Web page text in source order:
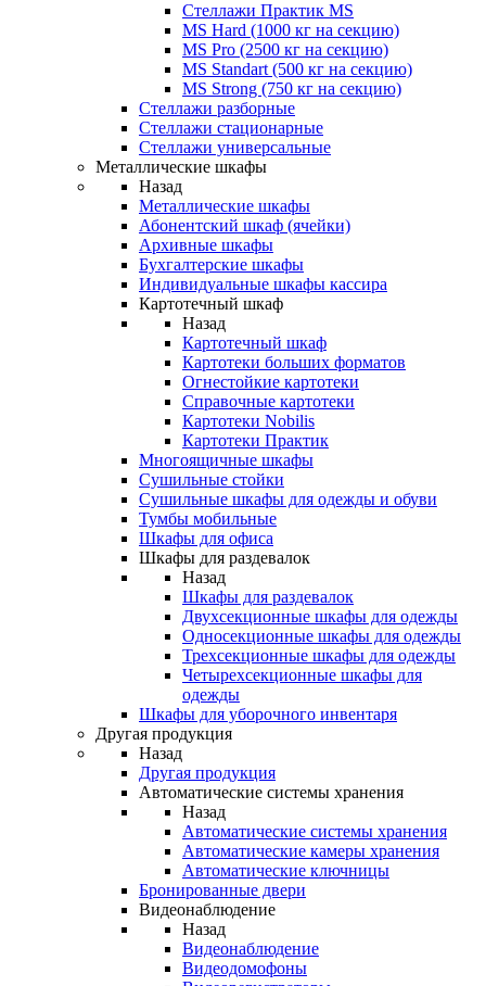
Стеллажи Практик MS
MS Hard (1000 кг на секцию)
MS Pro (2500 кг на секцию)
MS Standart (500 кг на секцию)
MS Strong (750 кг на секцию)
Стеллажи разборные
Стеллажи стационарные
Стеллажи универсальные
Металлические шкафы
Назад
Металлические шкафы
Абонентский шкаф (ячейки)
Архивные шкафы
Бухгалтерские шкафы
Индивидуальные шкафы кассира
Картотечный шкаф
Назад
Картотечный шкаф
Картотеки больших форматов
Огнестойкие картотеки
Справочные картотеки
Картотеки Nobilis
Картотеки Практик
Многоящичные шкафы
Сушильные стойки
Сушильные шкафы для одежды и обуви
Тумбы мобильные
Шкафы для офиса
Шкафы для раздевалок
Назад
Шкафы для раздевалок
Двухсекционные шкафы для одежды
Односекционные шкафы для одежды
Трехсекционные шкафы для одежды
Четырехсекционные шкафы для
одежды
Шкафы для уборочного инвентаря
Другая продукция
Назад
Другая продукция
Автоматические системы хранения
Назад
Автоматические системы хранения
Автоматические камеры хранения
Автоматические ключницы
Бронированные двери
Видеонаблюдение
Назад
Видеонаблюдение
Видеодомофоны